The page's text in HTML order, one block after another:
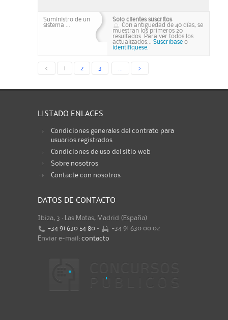
Suministro de un
sistema ...
Solo clientes suscritos
Con antiguedad de 40 días, se
muestran los primeros 20
resultados. Para ver todos los
actualizados... Suscribase o
identifiquese.
< 1 2 3 >
LISTADO ENLACES
Condiciones generales del contrato para
usuarios registrados
Condiciones de uso del sitio web
Sobre nosotros
Contacte con nosotros
DATOS DE CONTACTO
Ibiza, 3 · Las Matas, Madrid (España)
+34 91 630 54 80 -
+34 91 630 00 02
Enviar e-mail: contacto